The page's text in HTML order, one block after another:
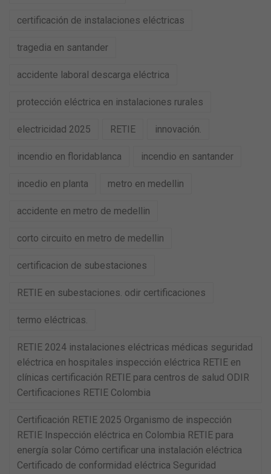
certificación de instalaciones eléctricas
tragedia en santander
accidente laboral descarga eléctrica
protección eléctrica en instalaciones rurales
electricidad 2025 RETIE innovación.
incendio en floridablanca incendio en santander
incedio en planta metro en medellin
accidente en metro de medellin
corto circuito en metro de medellin
certificacion de subestaciones
RETIE en subestaciones. odir certificaciones
termo eléctricas.
RETIE 2024 instalaciones eléctricas médicas seguridad
eléctrica en hospitales inspección eléctrica RETIE en
clínicas certificación RETIE para centros de salud ODIR
Certificaciones RETIE Colombia
Certificación RETIE 2025 Organismo de inspección
RETIE Inspección eléctrica en Colombia RETIE para
energía solar Cómo certificar una instalación eléctrica
Certificado de conformidad eléctrica Seguridad